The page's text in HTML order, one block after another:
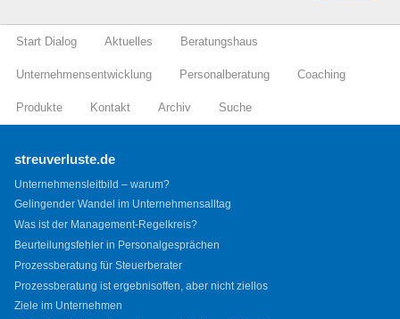
Start Dialog Aktuelles Beratungshaus
Unternehmensentwicklung Personalberatung Coaching
Produkte Kontakt Archiv Suche
streuverluste.de
Unternehmensleitbild – warum?
Gelingender Wandel im Unternehmensalltag
Was ist der Management-Regelkreis?
Beurteilungsfehler in Personalgesprächen
Prozessberatung für Steuerberater
Prozessberatung ist ergebnisoffen, aber nicht ziellos
Ziele im Unternehmen